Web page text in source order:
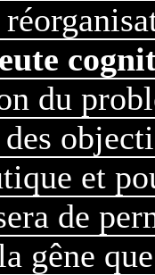
du
et
de
gêne